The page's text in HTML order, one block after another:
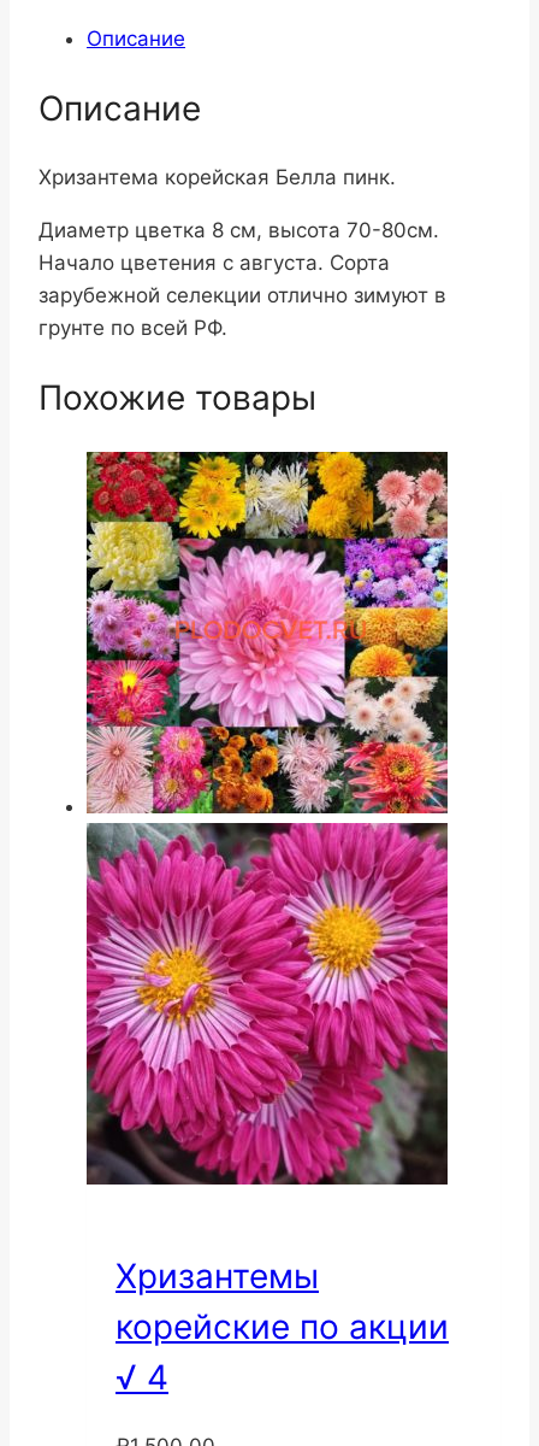
Описание
Описание
Хризантема корейская Белла пинк.
Диаметр цветка 8 см, высота 70-80см.
Начало цветения с августа. Сорта
зарубежной селекции отлично зимуют в
грунте по всей РФ.
Похожие товары
Хризантемы
корейские по акции
√ 4